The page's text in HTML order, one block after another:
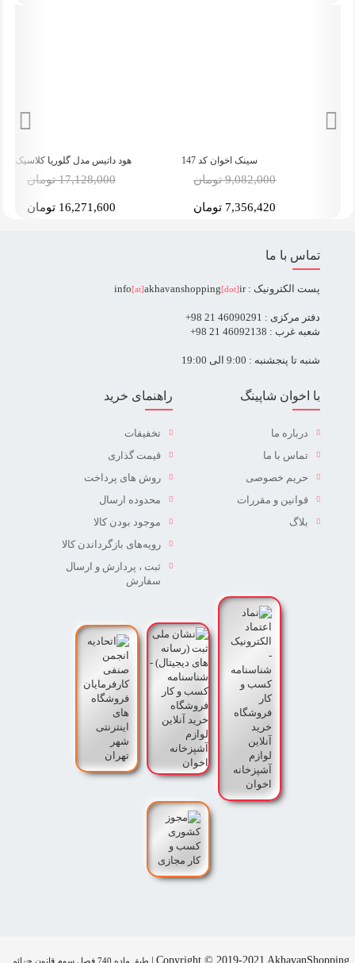
هود داتیس مدل گلوریا کلاسیک
17,128,000 تومان
16,271,600 تومان
گاز صفحه ای اخوان مدل G135S
20,100,000 تومان
16,281,000 تومان
تماس با ما
پست الکترونیک : info [at]akhavanshopping[dot]ir
دفتر مرکزی : 46090291 21 98+
شعبه غرب : 46092138 21 98+
شنبه تا پنجشنبه : 9:00 الی 19:00
راهنمای خرید
تخفیفات
قیمت گذاری
روش های پرداخت
محدوده ارسال
موجود بودن کالا
رویه‌های بازگرداندن کالا
ثبت ، پردازش و ارسال
سفارش
با اخوان شاپینگ
درباره ما
تماس با ما
حریم خصوصی
قوانین و مقررات
بلاگ
Copyright © 2019-2021 AkhavanShopping
| طبق ماده 740 فصل سوم قانون جرائم